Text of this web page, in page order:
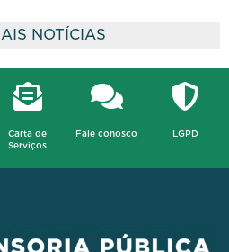
NOTÍCIAS
Carta de
Serviços
Fale conosco LGPD